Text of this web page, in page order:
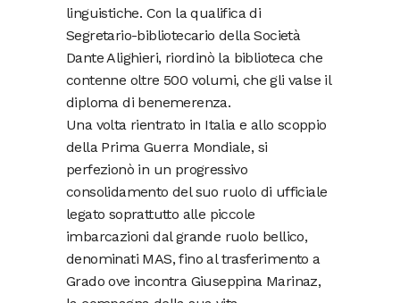
linguistiche. Con la qualifica di
Segretario-bibliotecario della Società
Dante Alighieri, riordinò la biblioteca che
contenne oltre 500 volumi, che gli valse il
diploma di benemerenza.
Una volta rientrato in Italia e allo scoppio
della Prima Guerra Mondiale, si
perfezionò in un progressivo
consolidamento del suo ruolo di ufficiale
legato soprattutto alle piccole
imbarcazioni dal grande ruolo bellico,
denominati MAS, fino al trasferimento a
Grado ove incontra Giuseppina Marinaz,